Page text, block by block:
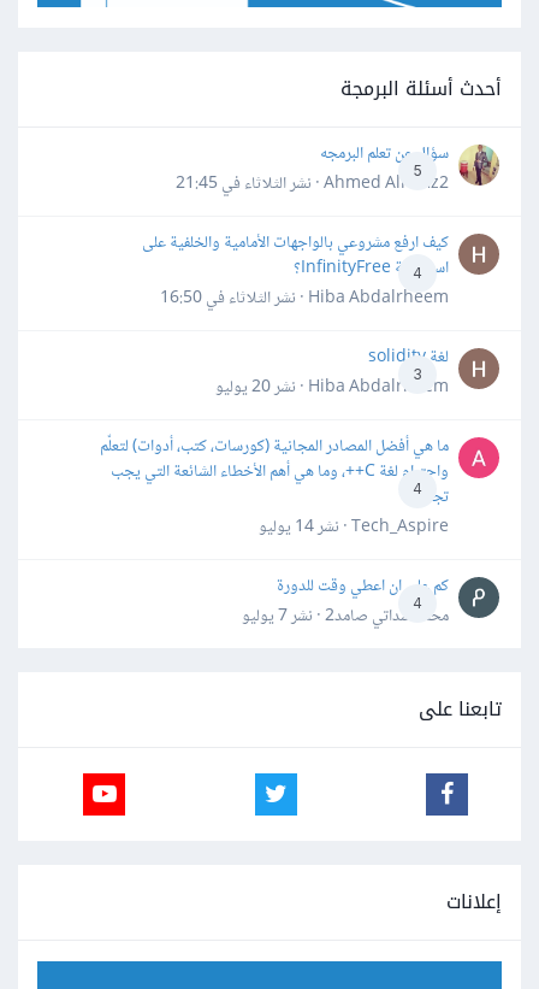
أحدث أسئلة البرمجة
5
سؤال عن تعلم البرمجه
Ahmed Alhafiz2 · نشر
الثلاثاء في 21:45
4
كيف ارفع مشروعي بالواجهات الأمامية والخلفية على
استضافة InfinityFree؟
Hiba Abdalrheem · نشر
الثلاثاء في 16:50
3
لغة solidity
Hiba Abdalrheem · نشر
20 يوليو
4
ما هي أفضل المصادر المجانية (كورسات، كتب، أدوات) لتعلّم
واحترام لغة C++، وما هي أهم الأخطاء الشائعة التي يجب
تجنبها؟
Tech_Aspire · نشر
14 يوليو
4
كم علي ان اعطي وقت للدورة
محمد سداتي صامد2 · نشر
7 يوليو
تابعنا على
إعلانات